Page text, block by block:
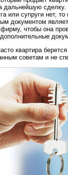
дальнейшую сделку.
или супруги нет,
документом
чтобы она
квартира
советам и не